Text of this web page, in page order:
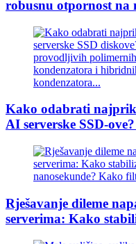
robusnu otpornost na
Kako odabrati
AI serverske SSD-
Rješavanje dileme
serverima: Kako